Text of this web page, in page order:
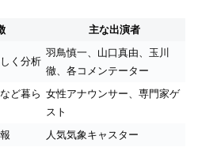
主な出演者
く分析
羽鳥慎一、山口真由、玉川
徹、各コメンテーター
ど暮ら 女性アナウンサー、専門家ゲ
スト
人気気象キャスター